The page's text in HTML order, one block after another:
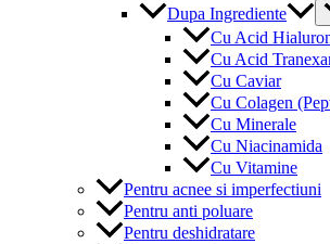
Dupa Ingrediente
Cu Acid
Cu Acid
Cu Caviar
Cu Colagen
Cu Minerale
Cu Niacinamida
Cu Vitamine
Pentru acnee si imperfectiuni
Pentru anti poluare
Pentru deshidratare